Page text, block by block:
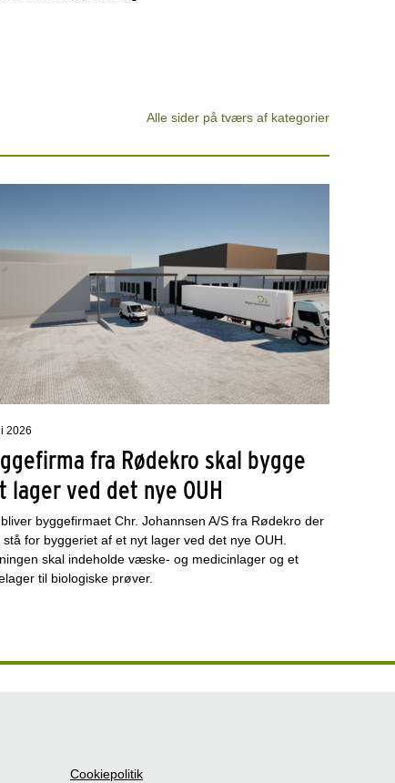
Alle sider på tværs af kategorier
2026
fra Rødekro skal bygge
lager ved det nye OUH
byggefirmaet Chr. Johannsen A/S fra Rødekro der
stå for byggeriet af et nyt lager ved det nye OUH.
skal indeholde væske- og medicinlager og et
til biologiske prøver.
Cookiepolitik